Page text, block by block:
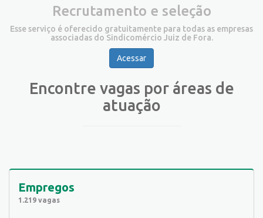
Recrutamento e seleção
Esse serviço é oferecido gratuitamente para todas as empresas
associadas do Sindicomércio Juiz de Fora.
Acessar
Encontre vagas por áreas de
atuação
Empregos
1.219 vagas